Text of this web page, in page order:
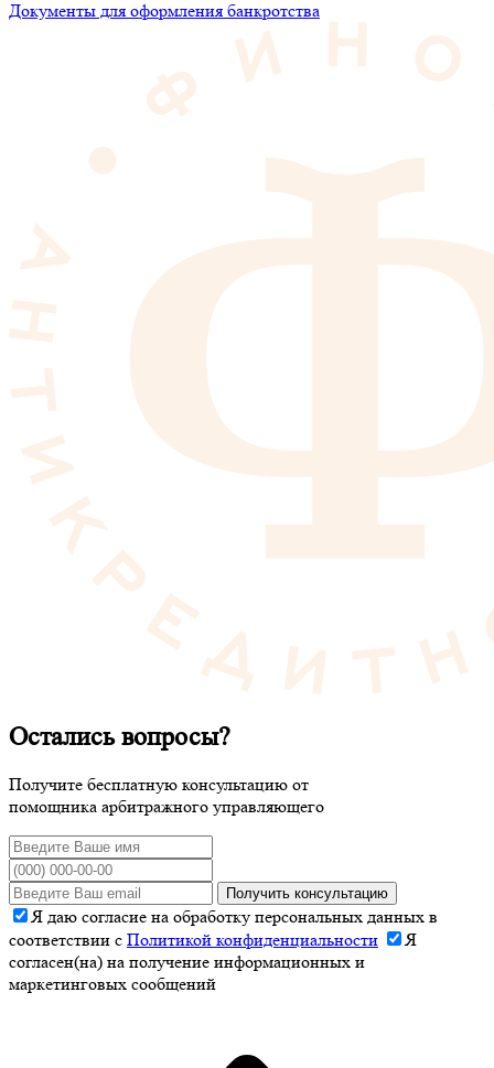
Документы для оформления банкротства
Остались вопросы?
Получите бесплатную консультацию от
помощника арбитражного управляющего
Получить консультацию
Я даю согласие на обработку персональных данных в
соответствии с Политикой конфиденциальности
Я
согласен(на) на получение информационных и
маркетинговых сообщений